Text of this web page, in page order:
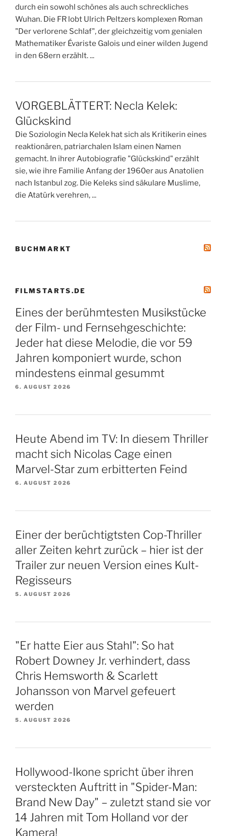
durch ein sowohl schönes als auch schreckliches
Wuhan. Die FR lobt Ulrich Peltzers komplexen Roman
"Der verlorene Schlaf", der gleichzeitig vom genialen
Mathematiker Évariste Galois und einer wilden Jugend
in den 68ern erzählt. ...
VORGEBLÄTTERT: Necla Kelek:
Glückskind
Die Soziologin Necla Kelek hat sich als Kritikerin eines
reaktionären, patriarchalen Islam einen Namen
gemacht. In ihrer Autobiografie "Glückskind" erzählt
sie, wie ihre Familie Anfang der 1960er aus Anatolien
nach Istanbul zog. Die Keleks sind säkulare Muslime,
die Atatürk verehren, ...
BUCHMARKT
FILMSTARTS.DE
Eines der berühmtesten Musikstücke
der Film- und Fernsehgeschichte:
Jeder hat diese Melodie, die vor 59
Jahren komponiert wurde, schon
mindestens einmal gesummt
6. AUGUST 2026
Heute Abend im TV: In diesem Thriller
macht sich Nicolas Cage einen
Marvel-Star zum erbitterten Feind
6. AUGUST 2026
Einer der berüchtigtsten Cop-Thriller
aller Zeiten kehrt zurück – hier ist der
Trailer zur neuen Version eines Kult-
Regisseurs
5. AUGUST 2026
"Er hatte Eier aus Stahl": So hat
Robert Downey Jr. verhindert, dass
Chris Hemsworth & Scarlett
Johansson von Marvel gefeuert
werden
5. AUGUST 2026
Hollywood-Ikone spricht über ihren
versteckten Auftritt in "Spider-Man:
Brand New Day" – zuletzt stand sie vor
14 Jahren mit Tom Holland vor der
Kamera!